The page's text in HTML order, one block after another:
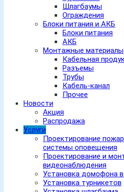
Шлагбаумы
Ограждения
Блоки питания и АКБ
Блоки питания
АКБ
Монтажные материалы
Кабельная
Разъемы
Трубы
Кабель-канал
Прочее
Новости
Акция
Распродажа
Услуги
Проектирование
системы оповещения
Проектирование и
видеонаблюдения
Установка домофона
Установка турникетов